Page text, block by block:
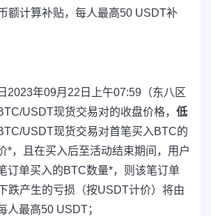
额计算补贴，每人最高50 USDT补
2023年09月22日上午07:59（东八区
USDT现货交易对的收盘价格， 低
USDT现货交易对首笔买入BTC的
*，且在买入后至活动结束期间，用户
订单买入的BTC数量*，则该笔订单
跌产生的亏损（按USDT计价）将由
人最高50 USDT；